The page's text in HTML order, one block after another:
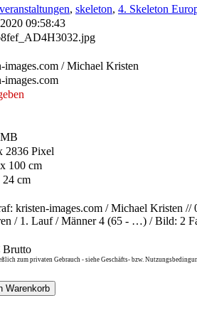
veranstaltungen, skeleton, 4. Skeleton
09:58:43
images.com / Michael Kristen
images.com
2836 Pixel
100 cm
24 cm
kristen-images.com / Michael Kristen
/ 1. Lauf / Männer 4 (65 - …) / Bild: 2
Brutto
zum privaten Gebrauch - siehe Geschäfts- bzw.